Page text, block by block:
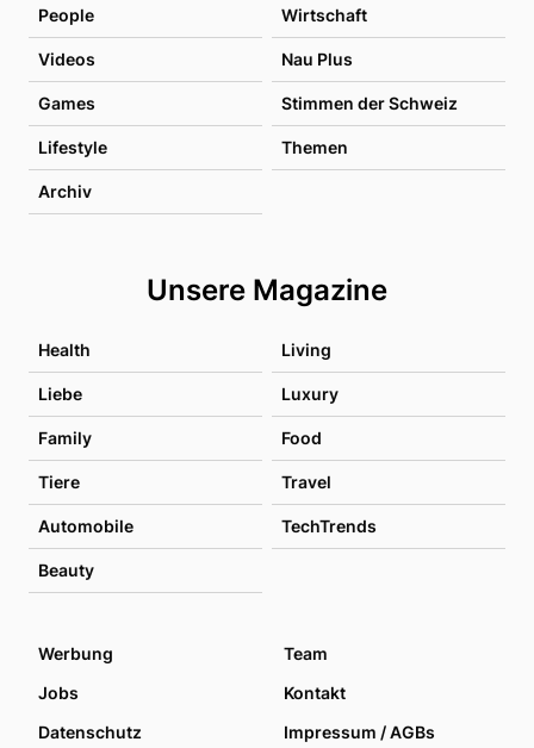
People Wirtschaft
Videos Nau Plus
Games Stimmen der Schweiz
Lifestyle Themen
Archiv
Unsere Magazine
Health Living
Liebe Luxury
Family Food
Tiere Travel
Automobile TechTrends
Beauty
Werbung
Team
Jobs
Kontakt
Datenschutz
Impressum / AGBs